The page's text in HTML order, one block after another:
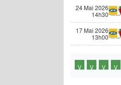
24 Mai 2026
14h30
17 Mai 2026
13h00
V V V V